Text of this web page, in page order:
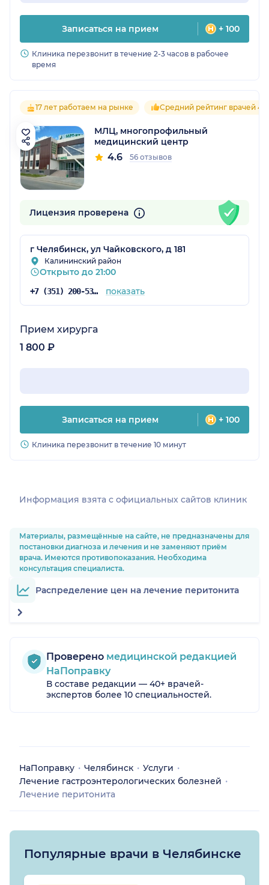
Записаться на прием + 100
Клиника перезвонит в течение 2-3 часов в рабочее
время
17 лет работаем на рынке Средний рейтинг врачей 4.6
МЛЦ, многопрофильный
медицинский центр
4.6 56 отзывов
Лицензия проверена
г Челябинск, ул Чайковского, д 181
Калининский район
Открыто до 21:00
+7 (351) 200-53-67 показать
Прием хирурга
1 800 ₽
Записаться на прием + 100
Клиника перезвонит в течение 10 минут
Информация взята c официальных сайтов клиник
Материалы, размещённые на сайте, не предназначены для
постановки диагноза и лечения и не заменяют приём
врача. Имеются противопоказания. Необходима
консультация специалиста.
Распределение цен на лечение перитонита
Проверено медицинской редакцией
НаПоправку
В составе редакции — 40+ врачей-
экспертов более 10 специальностей.
НаПоправку Челябинск
Услуги
Лечение гастроэнтерологических болезней
Лечение перитонита
Популярные врачи в Челябинске